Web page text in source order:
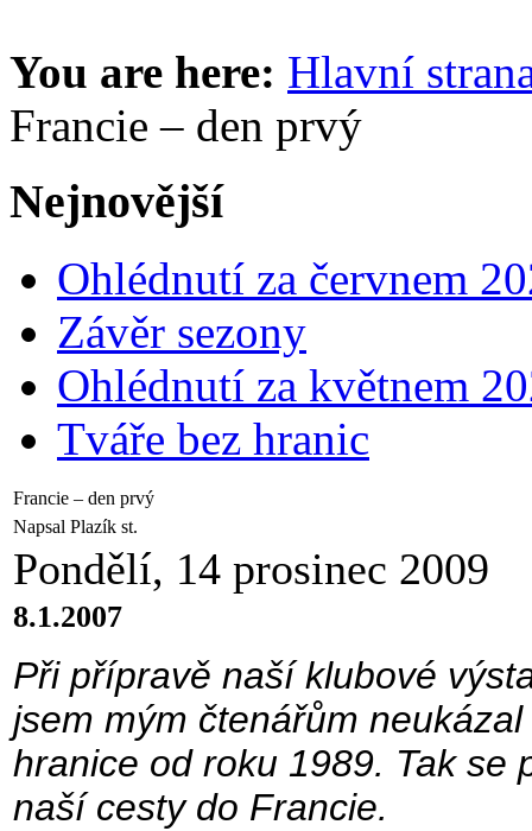
You are here: Hlavní
Francie – den prvý
Nejnovější
Ohlédnutí za červnem
Závěr sezony
Ohlédnutí za květnem
Tváře bez hranic
Francie – den prvý
Napsal Plazík st.
Pondělí, 14 prosinec 2009
8.1.2007
Při přípravě naší klubové
jsem mým čtenářům
hranice od roku 1989. Tak se
naší cesty do Francie.